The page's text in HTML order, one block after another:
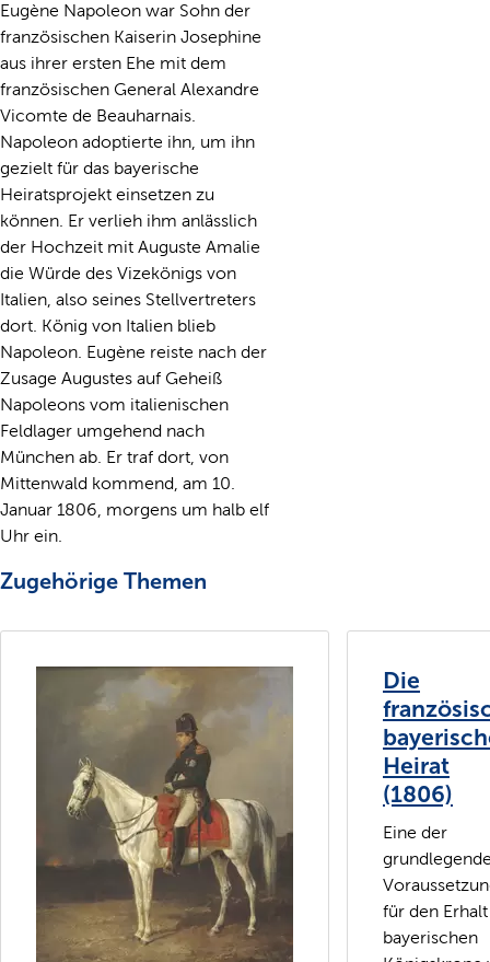
Eugène Napoleon war Sohn der
französischen Kaiserin Josephine
aus ihrer ersten Ehe mit dem
französischen General Alexandre
Vicomte de Beauharnais.
Napoleon adoptierte ihn, um ihn
gezielt für das bayerische
Heiratsprojekt einsetzen zu
können. Er verlieh ihm anlässlich
der Hochzeit mit Auguste Amalie
die Würde des Vizekönigs von
Italien, also seines Stellvertreters
dort. König von Italien blieb
Napoleon. Eugène reiste nach der
Zusage Augustes auf Geheiß
Napoleons vom italienischen
Feldlager umgehend nach
München ab. Er traf dort, von
Mittenwald kommend, am 10.
Januar 1806, morgens um halb elf
Uhr ein.
Zugehörige Themen
Die
Heirat
(1806)
Eine der
für den
bayerischen